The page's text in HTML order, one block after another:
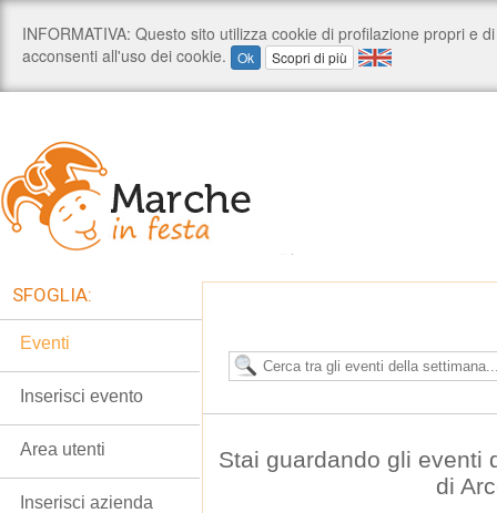
Stai guardando gli eventi
di
SFOGLIA:
Eventi
Inserisci evento
Area utenti
Inserisci azienda